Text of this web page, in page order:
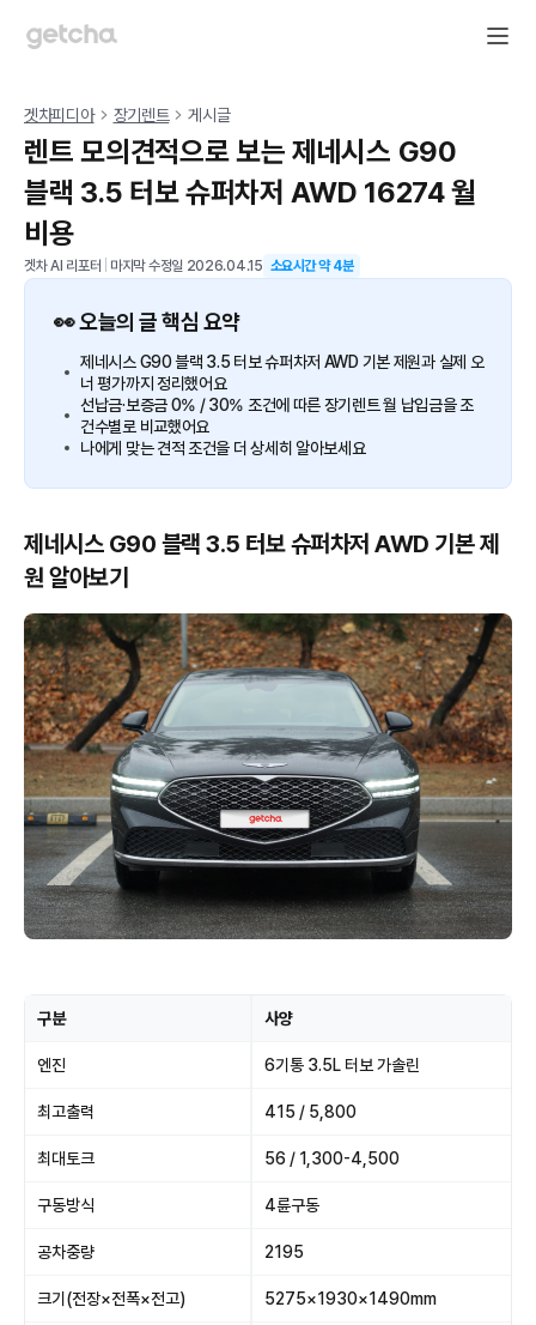
겟차피디아 장기렌트 게시글
렌트 모의견적으로 보는 제네시스 G90
블랙 3.5 터보 슈퍼차저 AWD 16274 월
비용
겟차 AI 리포터 마지막 수정일 2026.04.15 소요시간 약4분
👀 오늘의 글 핵심 요약
제네시스 G90 블랙 3.5 터보 슈퍼차저 AWD 기본 제원과 실제 오
너 평가까지 정리했어요
선납금·보증금 0% / 30% 조건에 따른 장기렌트 월 납입금을 조
건수별로 비교했어요
나에게 맞는 견적 조건을 더 상세히 알아보세요
제네시스 G90 블랙 3.5 터보 슈퍼차저 AWD 기본 제
원 알아보기
구분 사양
엔진 6기통 3.5L 터보 가솔린
최고출력 415 / 5,800
최대토크 56 / 1,300-4,500
구동방식 4륜구동
공차중량 2195
크기(전장×전폭×전고) 5275×1930×1490mm